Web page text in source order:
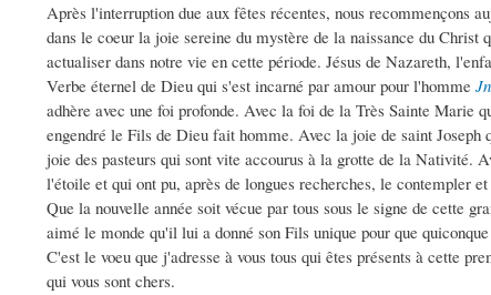
Après l'interruption due aux fêtes récentes, nous recommençons
dans le coeur la joie sereine du mystère de la naissance du
actualiser dans notre vie en cette période. Jésus de Nazareth,
Verbe éternel de Dieu qui s'est incarné par amour pour l'homme
adhère avec une foi profonde. Avec la foi de la Très Sainte Marie
engendré le Fils de Dieu fait homme. Avec la joie de saint
joie des pasteurs qui sont vite accourus à la grotte de la Nativité.
l'étoile et qui ont pu, après de longues recherches, le contempler
Que la nouvelle année soit vécue par tous sous le signe de cette
aimé le monde qu'il lui a donné son Fils unique pour que
C'est le voeu que j'adresse à vous tous qui êtes présents à cette
qui vous sont chers.